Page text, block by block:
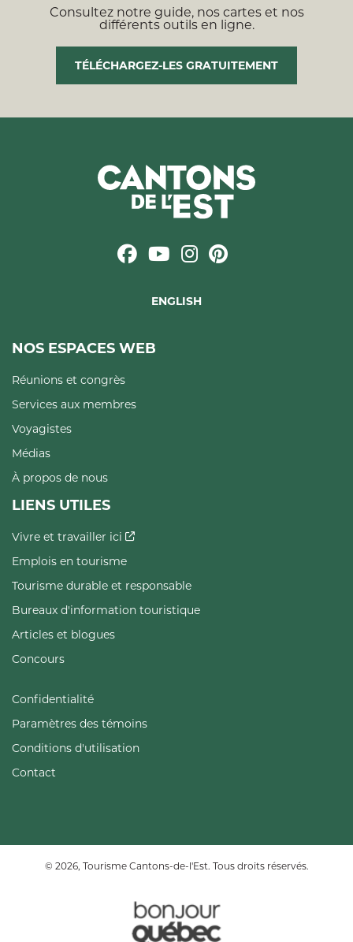
Consultez notre guide, nos cartes et nos
différents outils en ligne.
TÉLÉCHARGEZ-LES GRATUITEMENT
ENGLISH
NOS ESPACES WEB
Réunions et congrès
Services aux membres
Voyagistes
Médias
À propos de nous
LIENS UTILES
Vivre et travailler ici
Emplois en tourisme
Tourisme durable et responsable
Bureaux d'information touristique
Articles et blogues
Concours
Confidentialité
Paramètres des témoins
Conditions d'utilisation
Contact
© 2026, Tourisme Cantons-de-l'Est. Tous droits réservés.